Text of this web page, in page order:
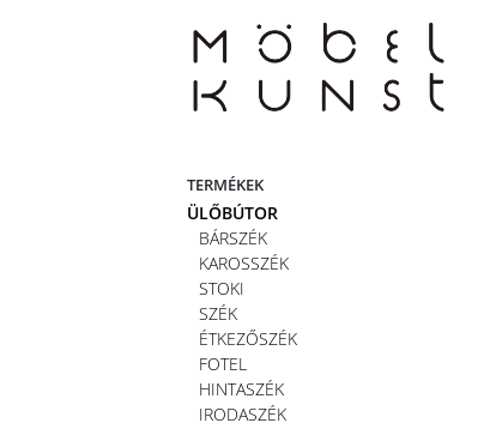
TERMÉKEK
ÜLŐBÚTOR
BÁRSZÉK
KAROSSZÉK
STOKI
SZÉK
ÉTKEZŐSZÉK
FOTEL
HINTASZÉK
IRODASZÉK